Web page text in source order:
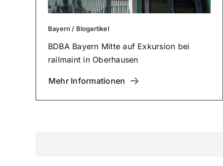
Bayern / Blog­ar­ti­kel
BDBA Bayern Mitte auf Exkursion bei
railmaint in Ober­hau­sen
Mehr Infor­ma­tio­nen